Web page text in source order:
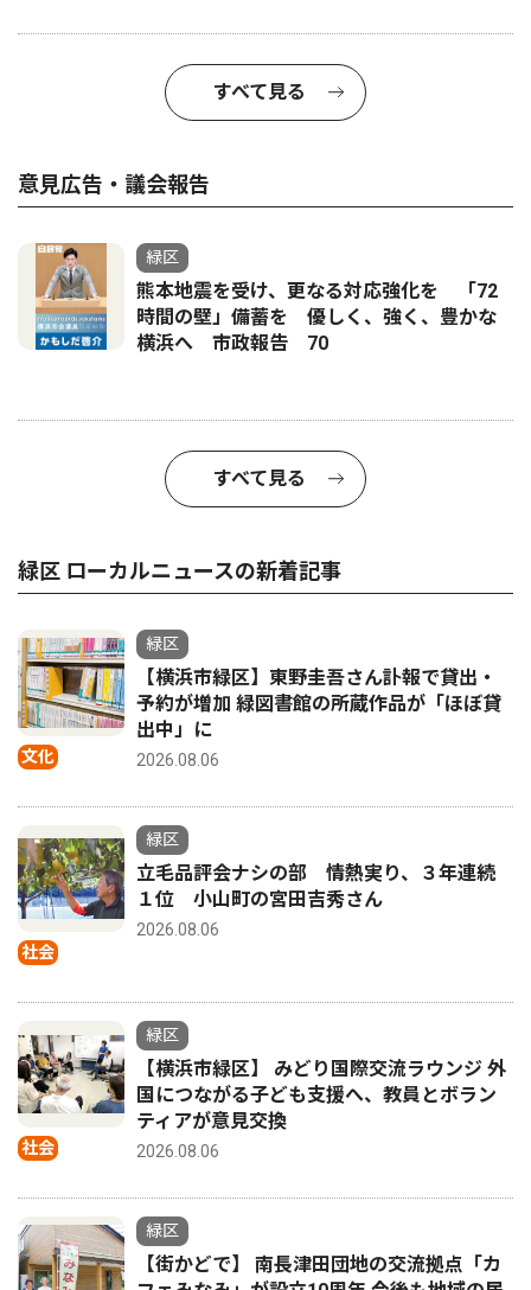
すべて見る
意見広告・議会報告
緑区
熊本地震を受け、更なる対応強化を 「72
時間の壁」備蓄を 優しく、強く、豊かな
横浜へ 市政報告 70
すべて見る
緑区 ローカルニュースの新着記事
文化
緑区
【横浜市緑区】東野圭吾さん訃報で貸出・
予約が増加 緑図書館の所蔵作品が「ほぼ貸
出中」に
2026.08.06
社会
緑区
立毛品評会ナシの部 情熱実り、３年連続
１位 小山町の宮田吉秀さん
2026.08.06
社会
緑区
【横浜市緑区】 みどり国際交流ラウンジ 外
国につながる子ども支援へ、教員とボラン
ティアが意見交換
2026.08.06
緑区
【街かどで】 南長津田団地の交流拠点「カ